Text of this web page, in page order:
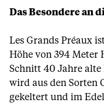
Das Besondere an
Les Grands Préaux
Höhe von 394 Meter
Schnitt 40 Jahre alte
wird aus den Sorten
gekeltert und im